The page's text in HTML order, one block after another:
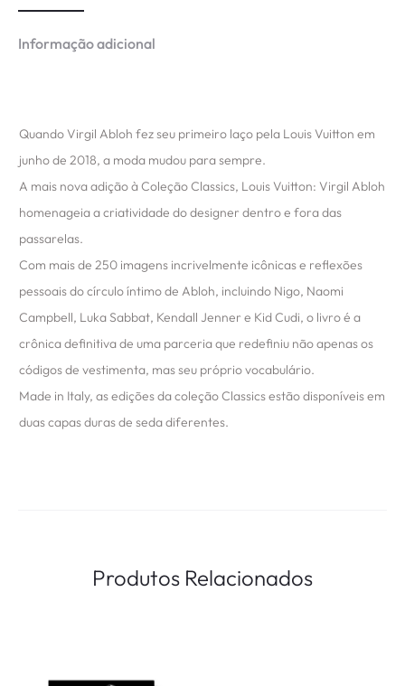
Informação adicional
Quando Virgil Abloh fez seu primeiro laço pela Louis Vuitton em
junho de 2018, a moda mudou para sempre.
A mais nova adição à Coleção Classics, Louis Vuitton: Virgil Abloh
homenageia a criatividade do designer dentro e fora das
passarelas.
Com mais de 250 imagens incrivelmente icônicas e reflexões
pessoais do círculo íntimo de Abloh, incluindo Nigo, Naomi
Campbell, Luka Sabbat, Kendall Jenner e Kid Cudi, o livro é a
crônica definitiva de uma parceria que redefiniu não apenas os
códigos de vestimenta, mas seu próprio vocabulário.
Made in Italy, as edições da coleção Classics estão disponíveis em
duas capas duras de seda diferentes.
Produtos Relacionados